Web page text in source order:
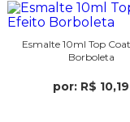
Esmalte 10ml Top
Borboleta
por: R$ 10,19